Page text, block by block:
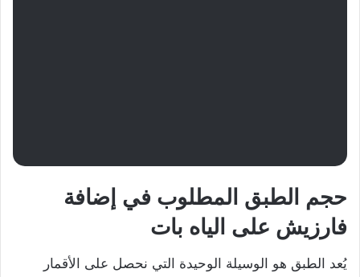
حجم الطبق المطلوب في إضافة
فارزيش على الياه بات
يُعد الطبق هو الوسيلة الوحيدة التي نحصل على الأقمار